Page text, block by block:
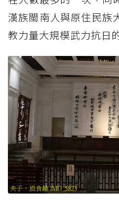
漢族閩南人與原住民族
教力量大規模武力抗日